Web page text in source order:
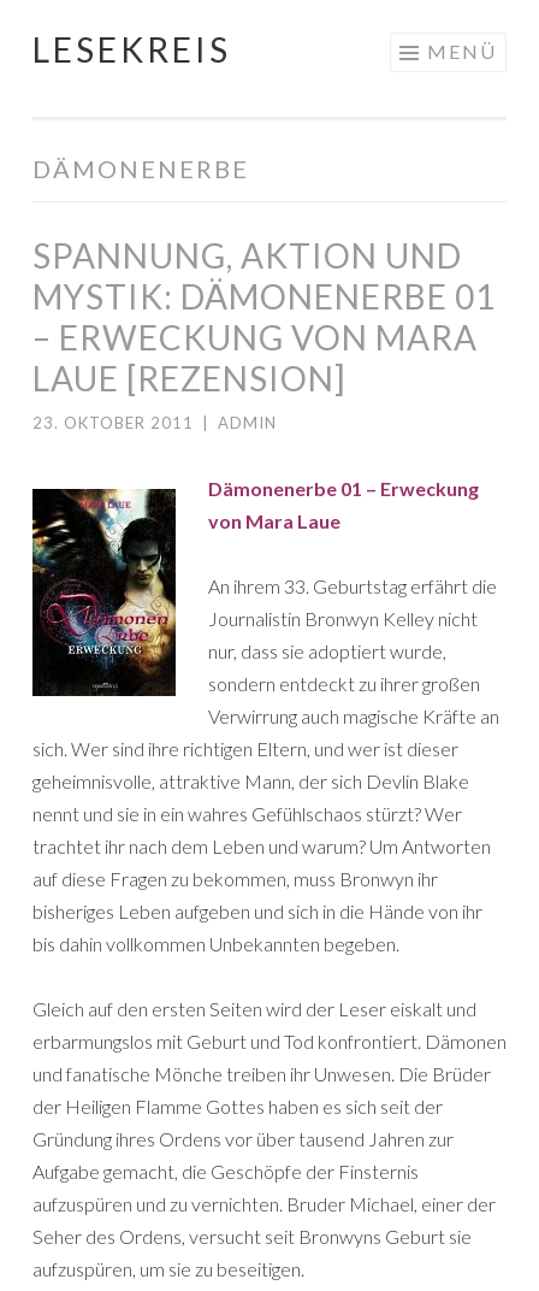
Springe
LESEKREIS MENÜ
DÄMONENERBE
SPANNUNG, AKTION UND
MYSTIK: DÄMONENERBE 01
– ERWECKUNG VON MARA
LAUE [REZENSION]
23. OKTOBER 2011 ADMIN
Dämonenerbe 01 – Erweckung
von Mara Laue
An ihrem 33. Geburtstag erfährt die
Journalistin Bronwyn Kelley nicht
nur, dass sie adoptiert wurde,
sondern entdeckt zu ihrer großen
Verwirrung auch magische Kräfte an
sich. Wer sind ihre richtigen Eltern, und wer ist dieser
geheimnisvolle, attraktive Mann, der sich Devlin Blake
nennt und sie in ein wahres Gefühlschaos stürzt? Wer
trachtet ihr nach dem Leben und warum? Um Antworten
auf diese Fragen zu bekommen, muss Bronwyn ihr
bisheriges Leben aufgeben und sich in die Hände von ihr
bis dahin vollkommen Unbekannten begeben.
Gleich auf den ersten Seiten wird der Leser eiskalt und
erbarmungslos mit Geburt und Tod konfrontiert. Dämonen
und fanatische Mönche treiben ihr Unwesen. Die Brüder
der Heiligen Flamme Gottes haben es sich seit der
Gründung ihres Ordens vor über tausend Jahren zur
Aufgabe gemacht, die Geschöpfe der Finsternis
aufzuspüren und zu vernichten. Bruder Michael, einer der
Seher des Ordens, versucht seit Bronwyns Geburt sie
aufzuspüren, um sie zu beseitigen.